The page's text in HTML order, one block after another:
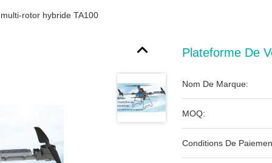
rotor hybride TA100
Plateforme De
Nom De Marque:
MOQ:
Conditions De